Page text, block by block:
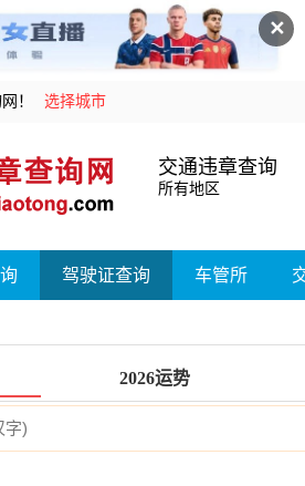
✕
！ 选择城市
交通违章查询
所有地区
驾驶证查询 车管所
2026运势